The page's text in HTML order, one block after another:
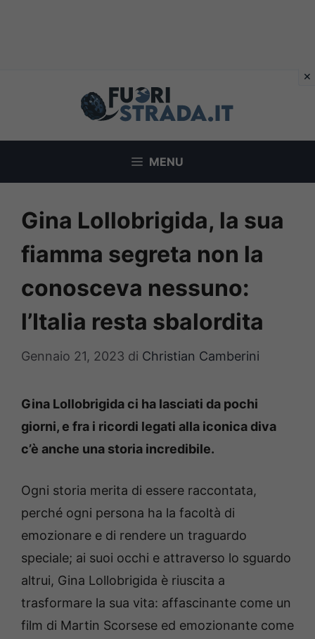
MENU
Gina Lollobrigida, la sua
fiamma segreta non la
conosceva nessuno:
l’Italia resta sbalordita
Gennaio 21, 2023 di Christian Camberini
Gina Lollobrigida ci ha lasciati da pochi
giorni, e fra i ricordi legati alla iconica diva
c’è anche una storia incredibile.
Ogni storia merita di essere raccontata,
perché ogni persona ha la facoltà di
emozionare e di rendere un traguardo
speciale; ai suoi occhi e attraverso lo sguardo
altrui, Gina Lollobrigida è riuscita a
trasformare la sua vita: affascinante come un
film di Martin Scorsese ed emozionante come